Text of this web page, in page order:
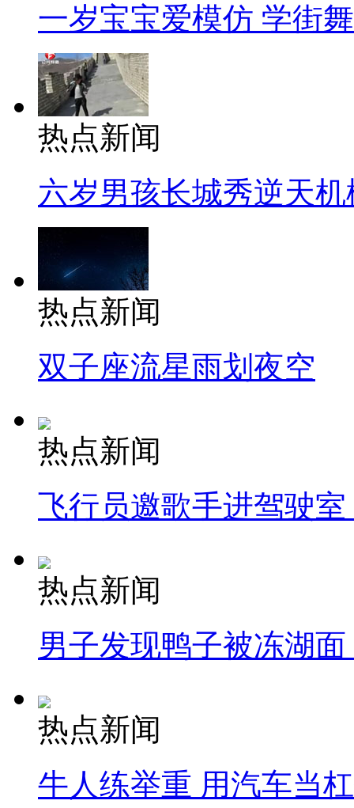
一岁宝宝爱模仿 学街
热点新闻
六岁男孩长城秀逆天机
热点新闻
双子座流星雨划夜空
热点新闻
飞行员邀歌手进驾驶
热点新闻
男子发现鸭子被冻湖
热点新闻
牛人练举重 用汽车当